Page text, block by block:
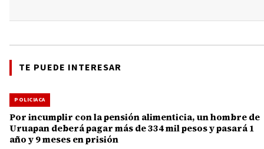
TE PUEDE INTERESAR
POLICIACA
Por incumplir con la pensión alimenticia, un hombre de
Uruapan deberá pagar más de 334 mil pesos y pasará 1
año y 9 meses en prisión